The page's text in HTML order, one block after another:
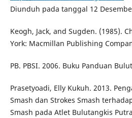
Diunduh pada tanggal 12
Keogh, Jack, and Sugden. (1985).
York: Macmillan Publishing
PB. PBSI. 2006. Buku Panduan
Prasetyoadi, Elly Kukuh. 2013.
Smash dan Strokes Smash
Smash pada Atlet Bulutangkis